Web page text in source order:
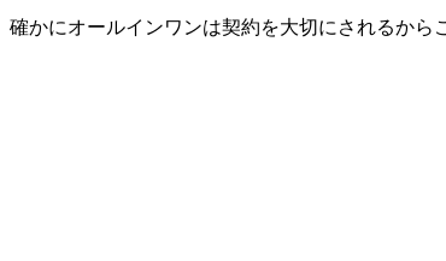
確かにオールインワンは契約を大切にされるから